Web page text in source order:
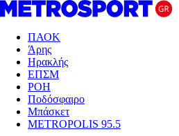
ΠΑΟΚ
Άρης
Ηρακλής
ΕΠΣΜ
ΡΟΗ
Ποδόσφαιρο
Μπάσκετ
METROPOLIS 95.5